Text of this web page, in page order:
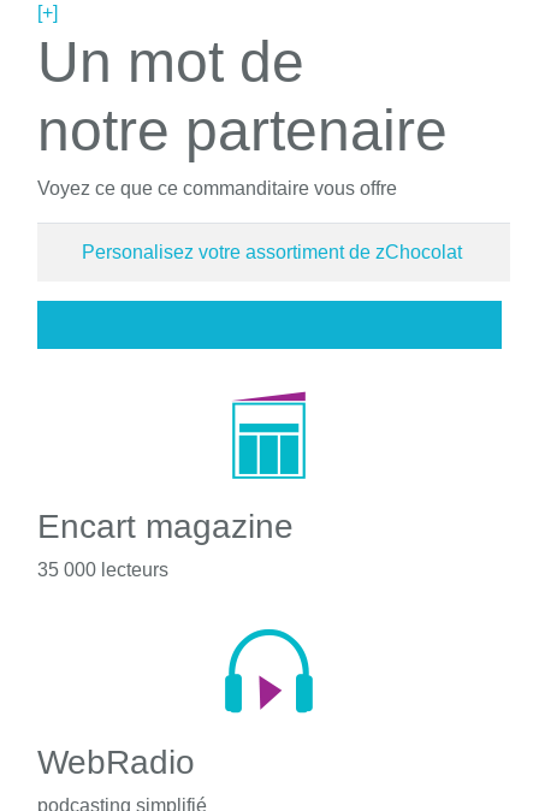
[+]
Un mot de
notre partenaire
Voyez ce que ce commanditaire vous offre
Personalisez votre assortiment de zChocolat
Encart magazine
35 000 lecteurs
WebRadio
podcasting simplifié